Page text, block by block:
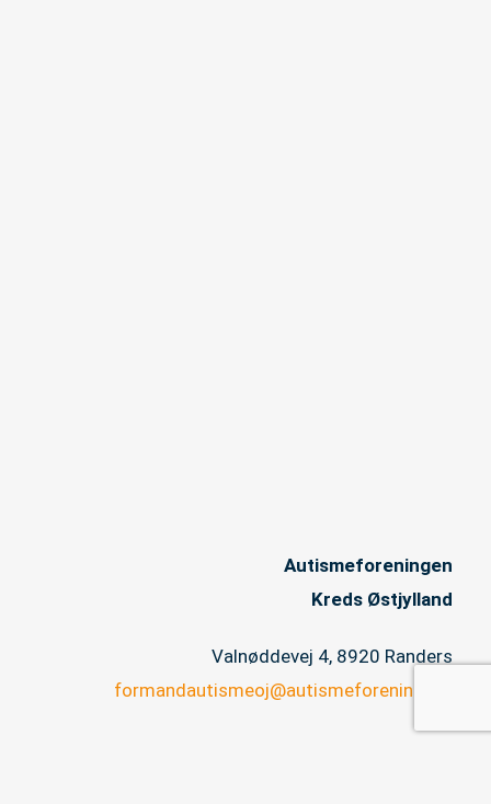
Autismeforeningen
Kreds Østjylland
Valnøddevej 4, 8920 Randers
formandautismeoj@autismeforening.dk